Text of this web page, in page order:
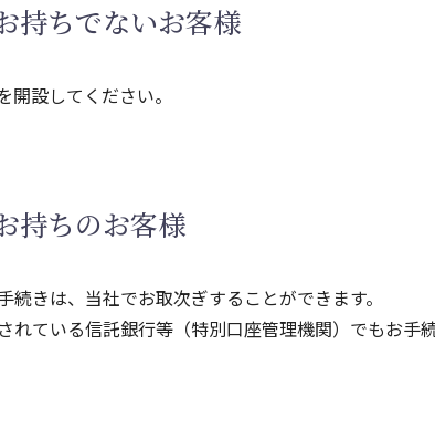
持ちでないお客様
設してください。
持ちのお客様
きは、当社でお取次ぎすることができます。
れている信託銀行等（特別口座管理機関）でもお手